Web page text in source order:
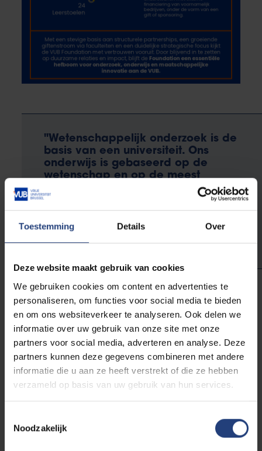
Toestemming Details Over
Deze website maakt gebruik van cookies
We gebruiken cookies om content en advertenties te
personaliseren, om functies voor social media te bieden
en om ons websiteverkeer te analyseren. Ook delen we
informatie over uw gebruik van onze site met onze
partners voor social media, adverteren en analyse. Deze
partners kunnen deze gegevens combineren met andere
informatie die u aan ze heeft verstrekt of die ze hebben
verzameld op basis van uw gebruik van hun services.
Noodzakelijk
"Wetenschappelijk onderzoek is de
basis van een universiteit. Ons
onderwijs is gebaseerd op de
wetenschap en op de meest
vooruitstrevende inzichten die uit
de onderzoekspraktijk van onze
professoren voortvloeien."
Jan Danckaert
rector
Bekijk zijn profiel
4 manieren om de VUB te
steunen
Elke filantropische gift krijgt maatschappelijke return:
de kennis en inzichten die ontstaan dankzij uw steun,